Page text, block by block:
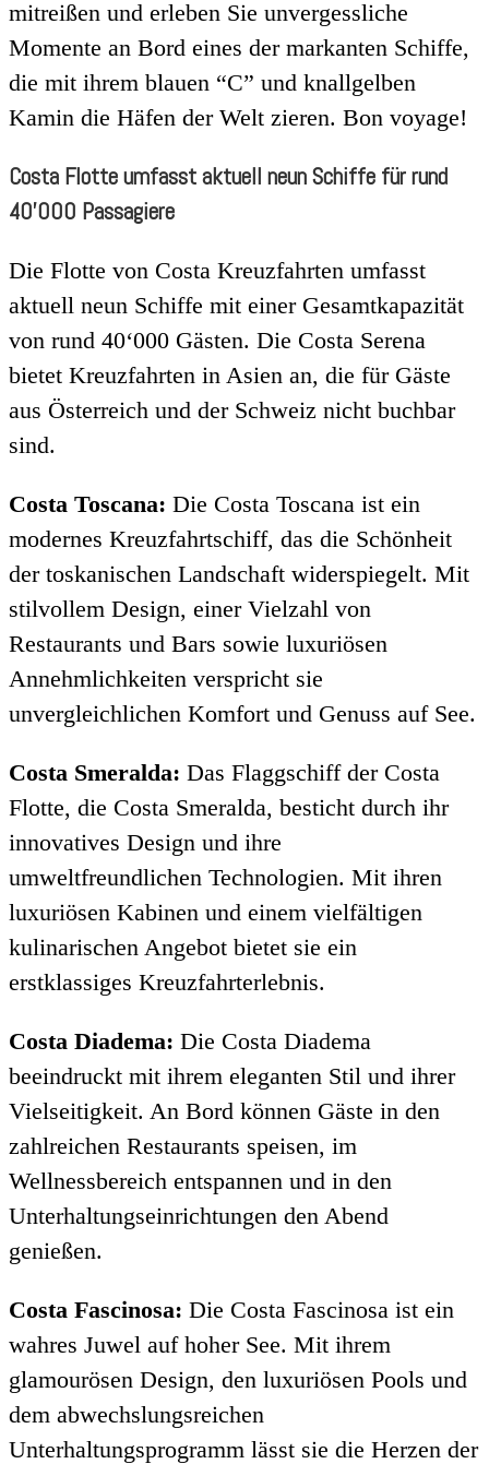
mitreißen und erleben Sie unvergessliche
Momente an Bord eines der markanten Schiffe,
die mit ihrem blauen “C” und knallgelben
Kamin die Häfen der Welt zieren. Bon voyage!
Costa Flotte umfasst aktuell neun Schiffe für rund
40’000 Passagiere
Die Flotte von Costa Kreuzfahrten umfasst
aktuell neun Schiffe mit einer Gesamtkapazität
von rund 40‘000 Gästen. Die Costa Serena
bietet Kreuzfahrten in Asien an, die für Gäste
aus Österreich und der Schweiz nicht buchbar
sind.
Costa Toscana: Die Costa Toscana ist ein
modernes Kreuzfahrtschiff, das die Schönheit
der toskanischen Landschaft widerspiegelt. Mit
stilvollem Design, einer Vielzahl von
Restaurants und Bars sowie luxuriösen
Annehmlichkeiten verspricht sie
unvergleichlichen Komfort und Genuss auf See.
Costa Smeralda: Das Flaggschiff der Costa
Flotte, die Costa Smeralda, besticht durch ihr
innovatives Design und ihre
umweltfreundlichen Technologien. Mit ihren
luxuriösen Kabinen und einem vielfältigen
kulinarischen Angebot bietet sie ein
erstklassiges Kreuzfahrterlebnis.
Costa Diadema: Die Costa Diadema
beeindruckt mit ihrem eleganten Stil und ihrer
Vielseitigkeit. An Bord können Gäste in den
zahlreichen Restaurants speisen, im
Wellnessbereich entspannen und in den
Unterhaltungseinrichtungen den Abend
genießen.
Costa Fascinosa: Die Costa Fascinosa ist ein
wahres Juwel auf hoher See. Mit ihrem
glamourösen Design, den luxuriösen Pools und
dem abwechslungsreichen
Unterhaltungsprogramm lässt sie die Herzen der